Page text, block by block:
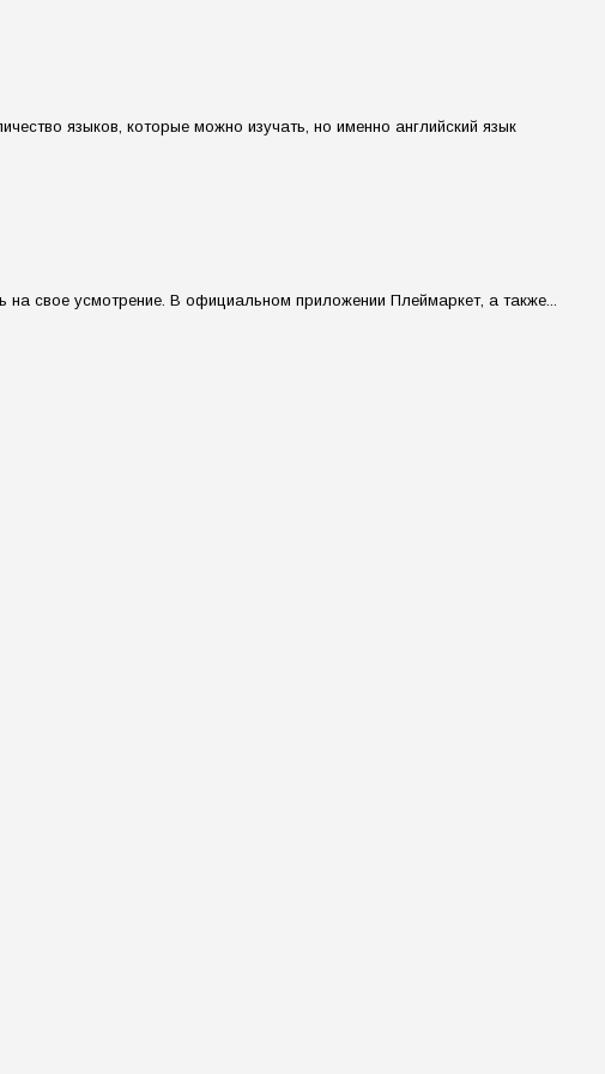
языков, которые можно изучать, но именно английский язык
свое усмотрение. В официальном приложении Плеймаркет, а также...